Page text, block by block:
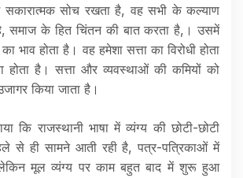
सकारात्मक सोच रखता है, वह सभी के कल्याण
समाज के हित चिंतन की बात करता है,। उसमें
भाव होता है। वह हमेशा सत्ता का विरोधी होता
होता है। सत्ता और व्यवस्थाओं की कमियों को
किया जाता है।
कि राजस्थानी भाषा में व्यंग्य की छोटी-छोटी
से ही सामने आती रही है, पत्र-पत्रिकाओं में
मूल व्यंग्य पर काम बहुत बाद में शुरू हुआ